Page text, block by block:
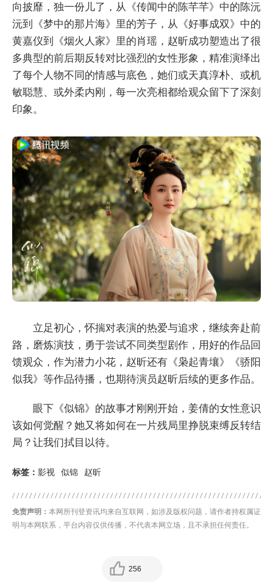
向披靡，独一份儿了，从《传闻中的陈芊芊》中的陈沅
沅到《梦中的那片海》里的芳子，从《好事成双》中的
黄嘉仪到《烟火人家》里的肖瑶，赵昕成功塑造出了很
多典型的前后期反转对比强烈的女性形象，精准演绎出
了每个人物不同的情感与底色，她们或天真淳朴、或机
敏聪慧、或外柔内刚，每一次亮相都给观众留下了深刻
印象。
立足初心，怀揣对表演的热爱与追求，继续奔赴前
路，磨炼演技，勇于尝试不同类型剧作，用好的作品回
馈观众，作为潜力小花，赵昕还有《枭起青壤》《骄阳
似我》等作品待播，也期待演员赵昕后续的更多作品。
眼下《似锦》的故事才刚刚开始，姜倩的女性意识
该如何觉醒？她又将如何在一片残局里挣脱束缚反转结
局？让我们拭目以待。
标签： 影视 似锦 赵昕
免责声明： 本网所刊登资讯均来自互联网，如涉及版权问题，请作者持权属证
明与本网联系，平台内容仅供传播，不代表本网立场，且不承担任何责任。
256